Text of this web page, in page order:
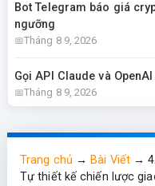
Bot Telegram báo giá
ngưỡng
Tháng 8 9, 2026
Gọi API Claude và
Tháng 8 9, 2026
Trang chủ →Bài Viết→
Tự thiết kế chiến lược